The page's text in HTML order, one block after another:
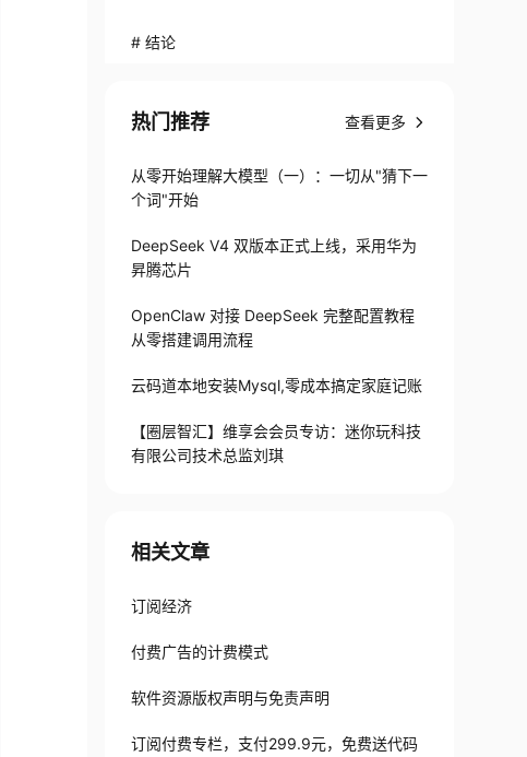
# 结论
热门推荐 查看更多
从零开始理解大模型（一）：一切从"猜下一
个词"开始
DeepSeek V4 双版本正式上线，采用华为
昇腾芯片
OpenClaw 对接 DeepSeek 完整配置教程
从零搭建调用流程
云码道本地安装Mysql,零成本搞定家庭记账
【圈层智汇】维享会会员专访：迷你玩科技
有限公司技术总监刘琪
相关文章
订阅经济
付费广告的计费模式
软件资源版权声明与免责声明
订阅付费专栏，支付299.9元，免费送代码